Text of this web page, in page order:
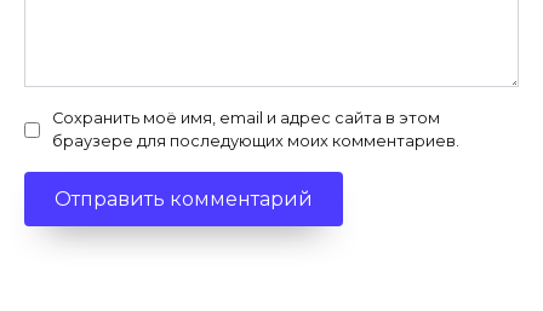
Сохранить моё имя, email и адрес сайта в этом
браузере для последующих моих комментариев.